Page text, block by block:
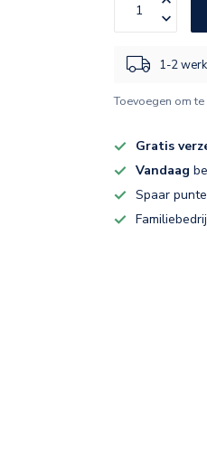
1-2
Toevoegen om
Gratis
Vandaag
Spaar